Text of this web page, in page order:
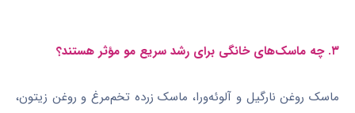
۳. چه ماسک‌های خانگی برای رشد سریع مو مؤثر هستند؟
ماسک روغن نارگیل و آلوئه‌ورا، ماسک زرده تخم‌مرغ و روغن زیتون،